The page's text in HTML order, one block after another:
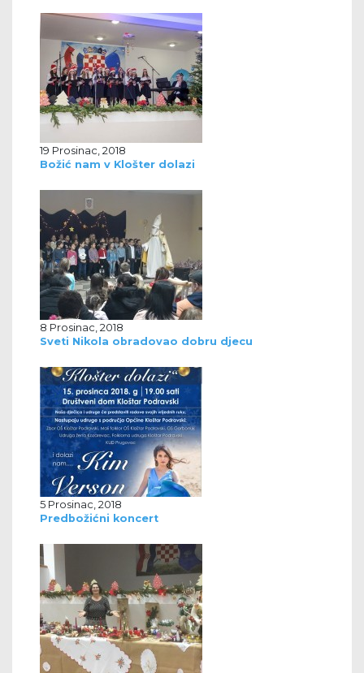
19 Prosinac, 2018
Božić nam v Klošter dolazi
8 Prosinac, 2018
Sveti Nikola obradovao dobru djecu
5 Prosinac, 2018
Predbožićni koncert